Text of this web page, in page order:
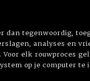
dan tegenwoordig,
analyses en
elk rouwproces
op je computer te